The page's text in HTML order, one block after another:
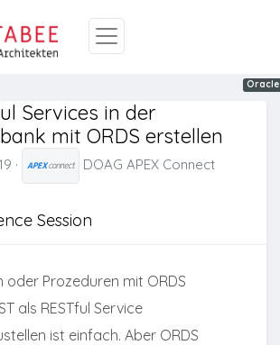
Services in der
mit ORDS erstellen
·
DOAG APEX Connect
Session
ORDS
Oracle
oder Prozeduren mit ORDS
als RESTful Service
ist einfach. Aber ORDS